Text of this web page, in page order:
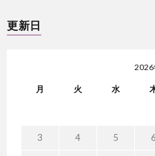
更新日
2026
月 火 水
3 4 5 6